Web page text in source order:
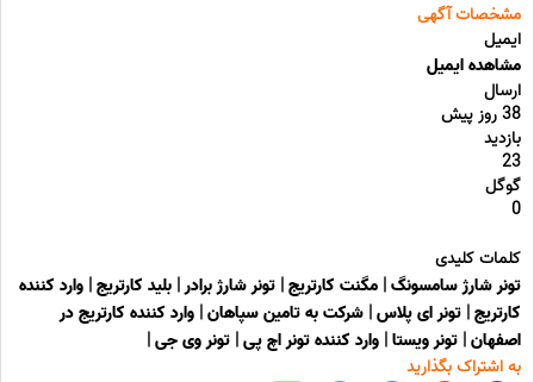
مشخصات آگهی
ایمیل
مشاهده ایمیل
ارسال
38 روز پیش
بازدید
23
گوگل
0
کلمات کلیدی
تونر شارژ سامسونگ| مگنت کارتریج| تونر شارژ برادر| بلید کارتریج| وارد کننده
کارتریج| تونر ای پلاس| شرکت به تامین سپاهان| وارد کننده کارتریج در
اصفهان| تونر ویستا| وارد کننده تونر اچ پی| تونر وی جی|
به اشتراک بگذارید